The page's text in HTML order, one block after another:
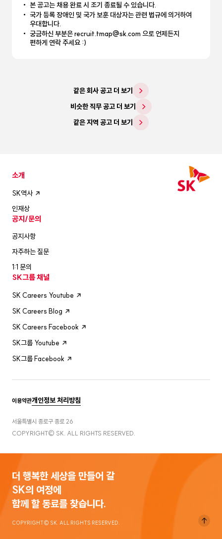
본 공고는 채용 완료 시 조기 종료될 수 있습니다.
국가 등록 장애인 및 국가 보훈 대상자는 관련 법규에 의거하여
우대합니다.
궁금하신 부분은 recruit.tmap@sk.com 으로 언제든지
편하게 연락 주세요 :)
같은 회사 공고 더 보기
비슷한 직무 공고 더 보기
같은 지역 공고 더 보기
소개
SK역사
인재상
공지/문의
공지사항
자주하는 질문
1:1 문의
SK그룹 채널
SK Careers Youtube
SK Careers Blog
SK Careers Facebook
SK그룹 Youtube
SK그룹 Facebook
이용약관개인정보 처리방침
서울특별시 종로구 종로 26
COPYRIGHT© SK. ALL RIGHTS RESERVED.
더 행복한 세상을 만들어 갈
SK의 여정에
함께 할 동료를 찾습니다.
COPYRIGHT© SK. ALL RIGHTS RESERVED.